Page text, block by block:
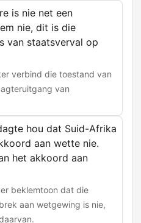
is nie net een
nie, dit is die
van staatsverval op
verbind die toestand van
van
hou dat Suid-Afrika
aan wette nie.
het akkoord aan
beklemtoon dat die
aan wetgewing is nie,